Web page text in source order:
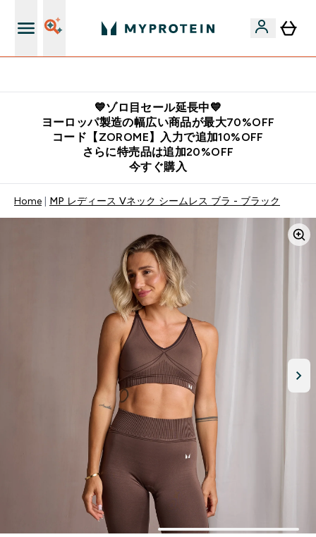
💙ゾロ目セール延長中💙
ヨーロッパ製造の幅広い商品が最大70%OFF
コード【ZOROME】入力で追加10%OFF
さらに特売品は追加20%OFF
今すぐ購入
Home MP レディース Vネック シームレス ブラ - ブラック